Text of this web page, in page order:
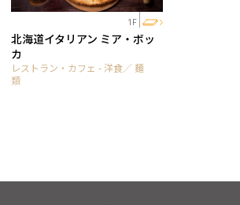
1F
北海道イタリアン ミア・ボッ
カ
レストラン・カフェ - 洋食／ 麺
類